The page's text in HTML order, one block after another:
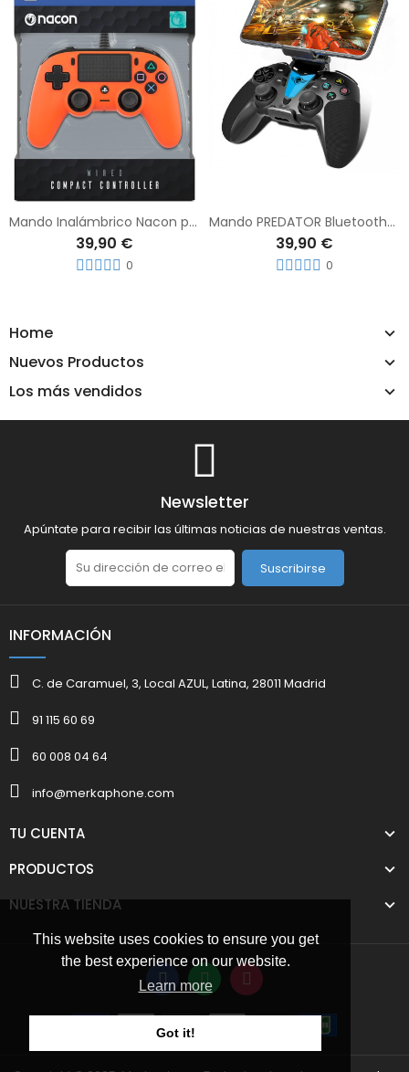
This website uses cookies to ensure you get
the best experience on our website.
Learn more
Got it!
Home
Nuevos Productos
Los más vendidos
Mando Inalámbrico Nacon para Playstation 4 Naranja
39,90 €
0
Mando PREDATOR Bluetooth® Compatible con iOS Apple TV / Android / Android TV / PC Gaming / PS3 / PS4
39,90 €
0
Newsletter
Apúntate para recibir las últimas noticias de nuestras ventas.
Suscribirse
INFORMACIÓN
C. de Caramuel, 3, Local AZUL, Latina, 28011 Madrid
91 115 60 69
60 008 04 64
info@merkaphone.com
TU CUENTA
PRODUCTOS
NUESTRA TIENDA